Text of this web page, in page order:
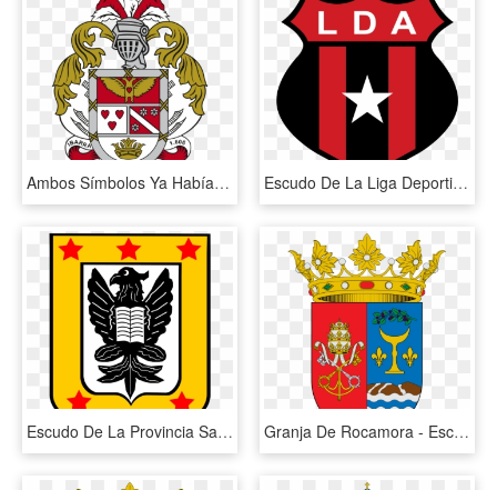
Ambos Símbolos Ya Habían Sido Utilizados Y Reconocidos - Escudo De La Ciudad De Ibarra, HD Png Download Escudo De La Liga Deportiva Alajuelense , Png Download - Logo De La Liga Deportiva Alajuelense, Transparent Png
Escudo De La Provincia San Juan - Escudo De La Provincia De San Juan, HD Png Download Granja De Rocamora - Escudo De La Provincia De Castellon, HD Png Download